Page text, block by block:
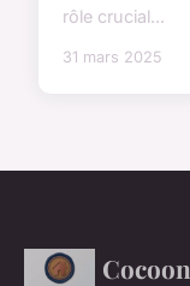
rôle crucial...
31 mars 2025